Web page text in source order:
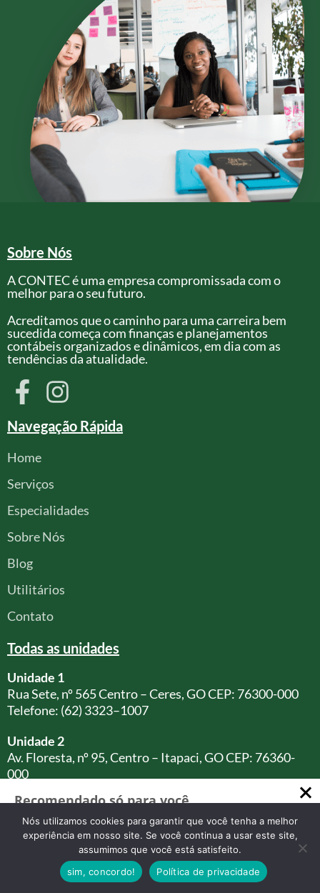
Sobre Nós
A CONTEC é uma empresa compromissada com o
melhor para o seu futuro.
Acreditamos que o caminho para uma carreira bem
sucedida começa com finanças e planejamentos
contábeis organizados e dinâmicos, em dia com as
tendências da atualidade.
Navegação Rápida
Home
Serviços
Especialidades
Sobre Nós
Blog
Utilitários
Contato
Todas as unidades
Unidade 1
Rua Sete, nº 565 Centro – Ceres, GO CEP: 76300-000
Telefone: (62) 3323–1007
Unidade 2
Av. Floresta, nº 95, Centro – Itapaci, GO CEP: 76360-
000
Unidade 3
Av. Dep. Jamel Cecílio, c/ rua 56, nº 2929 - Jardim Goiás,
Goiânia - GO, - Edifício Brookfield Towers
CEP: 74810-240
Torre A - 16° Andar Sala 1618
Recomendado só para você
Como Abrir uma Clínica Médica
em 2025: Guia Completo e Prático
Como Abrir uma Clínica Médica em
2025: Guia Completo para…
Nós utilizamos cookies para garantir que você tenha a melhor
experiência em nosso site. Se você continua a usar este site,
assumimos que você está satisfeito.
sim, concordo!
Política de privacidade